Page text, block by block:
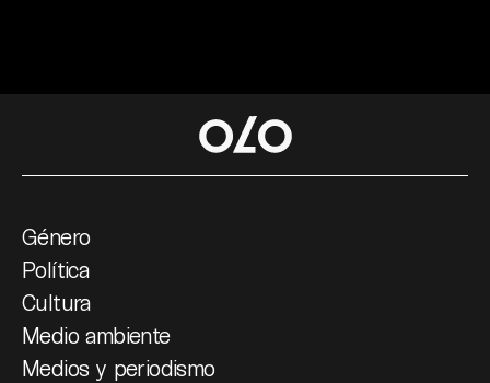
Género
Política
Cultura
Medio ambiente
Medios y periodismo